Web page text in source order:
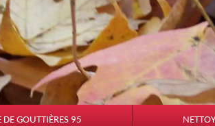
DE GOUTTIÈRES 95